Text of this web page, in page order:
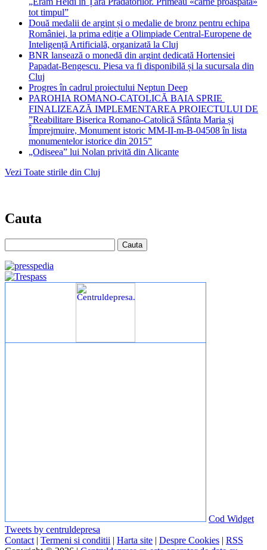
tot timpul”
Două medalii de argint și o medalie de bronz pentru echipa
României, la prima ediție a Olimpiade Central-Europene de
Inteligență Artificială, organizată la Cluj
BNR lansează o monedă din argint dedicată Hortensiei
Papadat-Bengescu. Piesa va fi disponibilă și la sucursala din
Cluj
Progres în cadrul proiectului Neptun Deep
PAROHIA ROMANO-CATOLICĂ BAIA SPRIE
FINALIZEAZĂ IMPLEMENTAREA PROIECTULUI DE
”Reabilitare Biserica Romano-Catolică Sfânta Maria și
Împrejmuire, Monument istoric MM-II-m-B-04508 în lista
monumentelor istorice din 2015”
„Odiseea” lui Nolan privită din Alicante
Vezi Toate stirile din Cluj
Cauta
Cod Widget
Tweets by centruldepresa
Contact | Termeni si conditii | Harta site | Despre Cookies | RSS